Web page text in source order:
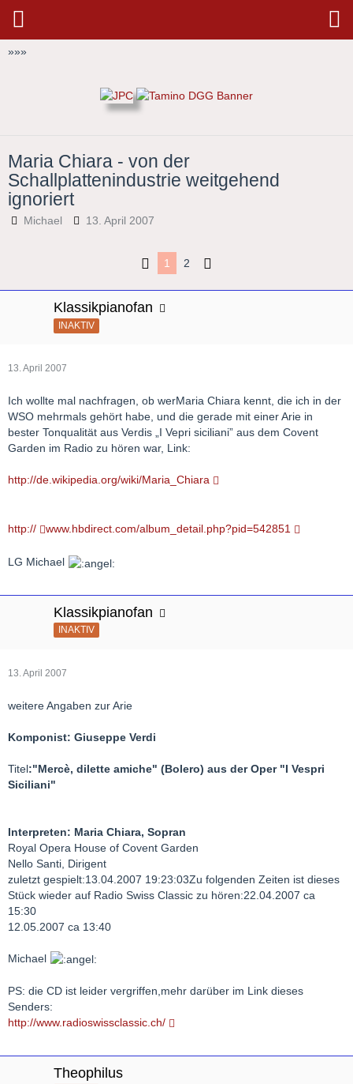
»»»
Maria Chiara - von der
Schallplattenindustrie weitgehend
ignoriert
Michael 13. April 2007
1 2
Klassikpianofan
INAKTIV
13. April 2007
Ich wollte mal nachfragen, ob werMaria Chiara kennt, die ich in der
WSO mehrmals gehört habe, und die gerade mit einer Arie in
bester Tonqualität aus Verdis „I Vepri siciliani” aus dem Covent
Garden im Radio zu hören war, Link:
http://de.wikipedia.org/wiki/Maria_Chiara
http:// www.hbdirect.com/album_detail.php?pid=542851
LG Michael
Klassikpianofan
INAKTIV
13. April 2007
weitere Angaben zur Arie
Komponist: Giuseppe Verdi
Titel:"Mercè, dilette amiche" (Bolero) aus der Oper "I Vespri
Siciliani"
Interpreten: Maria Chiara, Sopran
Royal Opera House of Covent Garden
Nello Santi, Dirigent
zuletzt gespielt:13.04.2007 19:23:03Zu folgenden Zeiten ist dieses
Stück wieder auf Radio Swiss Classic zu hören:22.04.2007 ca
15:30
12.05.2007 ca 13:40
Michael
PS: die CD ist leider vergriffen,mehr darüber im Link dieses
Senders:
http://www.radioswissclassic.ch/
Theophilus